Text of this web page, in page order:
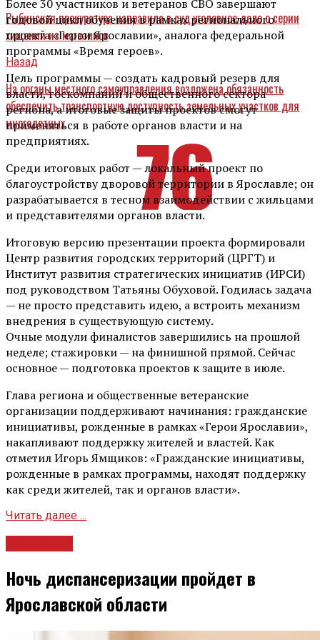
Рыбинская прокуратура направила в суд уголовное дело о серии
хищений из магазинов
Назад
На органы местного самоуправления возложена обязанность
обеспечить транспортную доступность земельных участков для
многодетных
Более 30 участников и ветеранов СВО завершают
годовой цикл обучения в рамках регионального
проекта «Герои Ярославии», аналога федеральной
программы «Время героев».
Цель программы — создать кадровый резерв для
власти, госкомпаний и общественного сектора
региона, а итоговые защиты проектов смогут
применяться в работе органов власти и на
предприятиях.
Среди итоговых работ — локальный проект по
благоустройству дворовой территории в Ярославле; он
разрабатывается в тесном взаимодействии с жильцами
и представителями органов власти.
Итоговую версию презентации проекта формировали
Центр развития городских территорий (ЦРГТ) и
Институт развития стратегических инициатив (ИРСИ)
под руководством Татьяны Обуховой. Годилась задача
— не просто представить идею, а встроить механизм
внедрения в существующую систему.
Очные модули финалистов завершились на прошлой
неделе; стажировки — на финишной прямой. Сейчас
основное — подготовка проектов к защите в июле.
Глава региона и общественные ветеранские
организации поддерживают начинания: гражданские
инициативы, рожденные в рамках «Герои Ярославии»,
накапливают поддержку жителей и властей. Как
отметил Игорь Ямщиков: «Гражданские инициативы,
рожденные в рамках программы, находят поддержку
как среди жителей, так и органов власти».
Читать далее ...
Ночь диспансеризации пройдет в
Ярославской области